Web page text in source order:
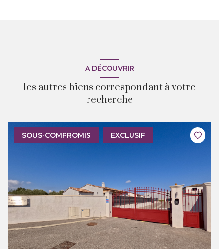
A DÉCOUVRIR
les autres biens correspondant à votre
recherche
SOUS-COMPROMIS EXCLUSIF